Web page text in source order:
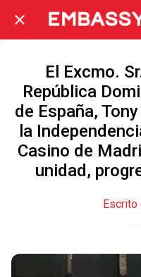
El Excmo.
República
de España,
la
Casino de
unidad,